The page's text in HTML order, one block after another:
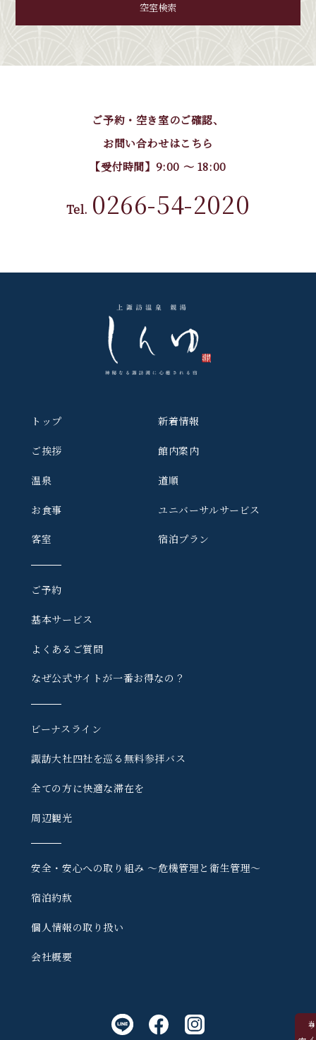
空室検索
ご予約・空き室のご確認、
お問い合わせはこちら
【受付時間】9:00 〜 18:00
Tel. 0266-54-2020
トップ
ご挨拶
温泉
お食事
客室
新着情報
館内案内
道順
ユニバーサルサービス
宿泊プラン
ご予約
基本サービス
よくあるご質問
なぜ公式サイトが一番お得なの？
ビーナスライン
諏訪大社四社を巡る 無料参拝バス
全ての方に快適な滞在を
周辺観光
安全・安心への取り組み 〜危機管理と衛生管理〜
宿泊約款
個人情報の取り扱い
会社概要